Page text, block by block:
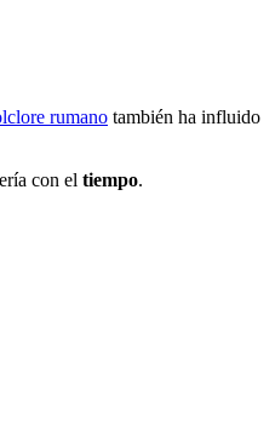
rumano también ha influido
con el tiempo.